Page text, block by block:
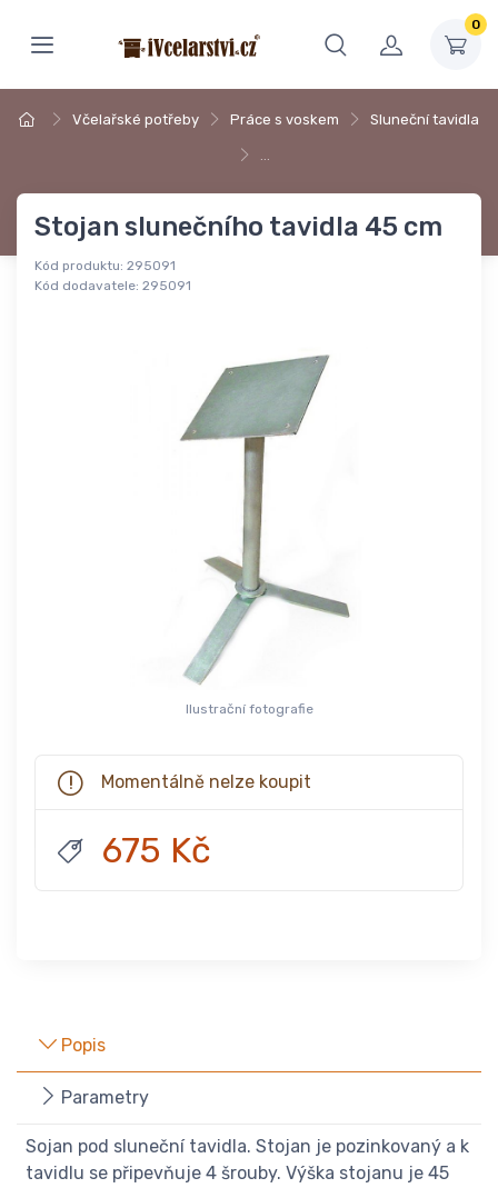
0
Včelařské potřeby Práce s voskem Sluneční tavidla
…
Stojan slunečního tavidla 45 cm
Kód produktu: 295091
Kód dodavatele: 295091
Ilustrační fotografie
Momentálně nelze koupit
675 Kč
Popis
Parametry
Sojan pod sluneční tavidla. Stojan je pozinkovaný a k
tavidlu se připevňuje 4 šrouby. Výška stojanu je 45